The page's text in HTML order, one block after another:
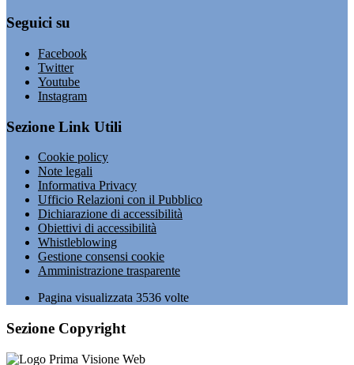
Seguici su
Facebook
Twitter
Youtube
Instagram
Sezione Link Utili
Cookie policy
Note legali
Informativa Privacy
Ufficio Relazioni con il Pubblico
Dichiarazione di accessibilità
Obiettivi di accessibilità
Whistleblowing
Gestione consensi cookie
Amministrazione trasparente
Pagina visualizzata 3536 volte
Sezione Copyright